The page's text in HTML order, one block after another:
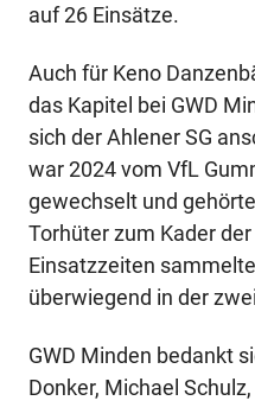
auf 26 Einsätze.
Auch für Keno
das Kapitel bei GWD
sich der Ahlener SG
war 2024 vom VfL
gewechselt und
Torhüter zum Kader
Einsatzzeiten
überwiegend in der
GWD Minden bedankt
Donker, Michael